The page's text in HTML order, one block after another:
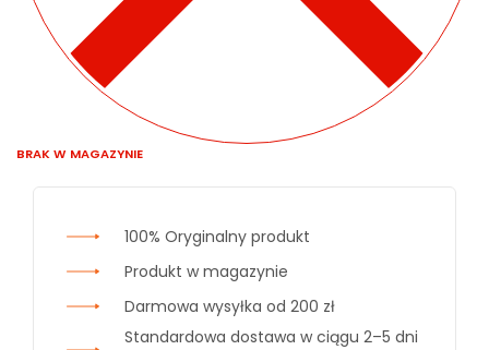
BRAK W MAGAZYNIE
100% Oryginalny produkt
Produkt w magazynie
Darmowa wysyłka od 200 zł
Standardowa dostawa w ciągu 2–5 dni